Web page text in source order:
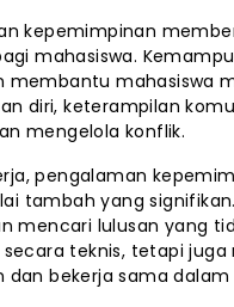
kepemimpinan
mahasiswa.
membantu mahasiswa
diri, keterampilan
mengelola konflik.
pengalaman
tambah yang
mencari lulusan yang
teknis, tetapi juga
dan bekerja sama dalam